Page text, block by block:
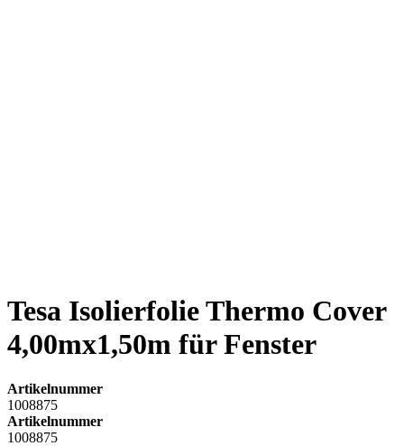
Tesa Isolierfolie Thermo Cover
4,00mx1,50m für Fenster
Artikelnummer
1008875
Artikelnummer
1008875